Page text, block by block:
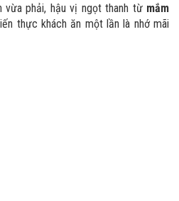
vừa phải, hậu vị ngọt thanh từ mắm
thực khách ăn một lần là nhớ mãi